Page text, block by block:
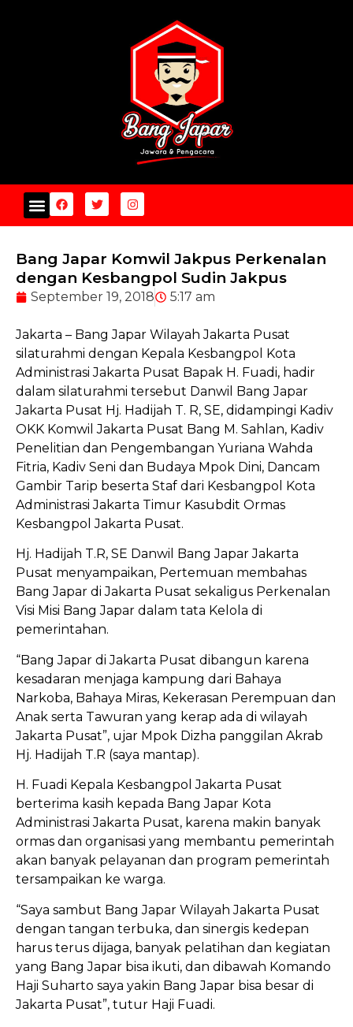
Bang Japar Komwil Jakpus Perkenalan
dengan Kesbangpol Sudin Jakpus
September 19, 2018 5:17 am
Jakarta – Bang Japar Wilayah Jakarta Pusat
silaturahmi dengan Kepala Kesbangpol Kota
Administrasi Jakarta Pusat Bapak H. Fuadi, hadir
dalam silaturahmi tersebut Danwil Bang Japar
Jakarta Pusat Hj. Hadijah T. R, SE, didampingi Kadiv
OKK Komwil Jakarta Pusat Bang M. Sahlan, Kadiv
Penelitian dan Pengembangan Yuriana Wahda
Fitria, Kadiv Seni dan Budaya Mpok Dini, Dancam
Gambir Tarip beserta Staf dari Kesbangpol Kota
Administrasi Jakarta Timur Kasubdit Ormas
Kesbangpol Jakarta Pusat.
Hj. Hadijah T.R, SE Danwil Bang Japar Jakarta
Pusat menyampaikan, Pertemuan membahas
Bang Japar di Jakarta Pusat sekaligus Perkenalan
Visi Misi Bang Japar dalam tata Kelola di
pemerintahan.
“Bang Japar di Jakarta Pusat dibangun karena
kesadaran menjaga kampung dari Bahaya
Narkoba, Bahaya Miras, Kekerasan Perempuan dan
Anak serta Tawuran yang kerap ada di wilayah
Jakarta Pusat”, ujar Mpok Dizha panggilan Akrab
Hj. Hadijah T.R (saya mantap).
H. Fuadi Kepala Kesbangpol Jakarta Pusat
berterima kasih kepada Bang Japar Kota
Administrasi Jakarta Pusat, karena makin banyak
ormas dan organisasi yang membantu pemerintah
akan banyak pelayanan dan program pemerintah
tersampaikan ke warga.
“Saya sambut Bang Japar Wilayah Jakarta Pusat
dengan tangan terbuka, dan sinergis kedepan
harus terus dijaga, banyak pelatihan dan kegiatan
yang Bang Japar bisa ikuti, dan dibawah Komando
Haji Suharto saya yakin Bang Japar bisa besar di
Jakarta Pusat”, tutur Haji Fuadi.